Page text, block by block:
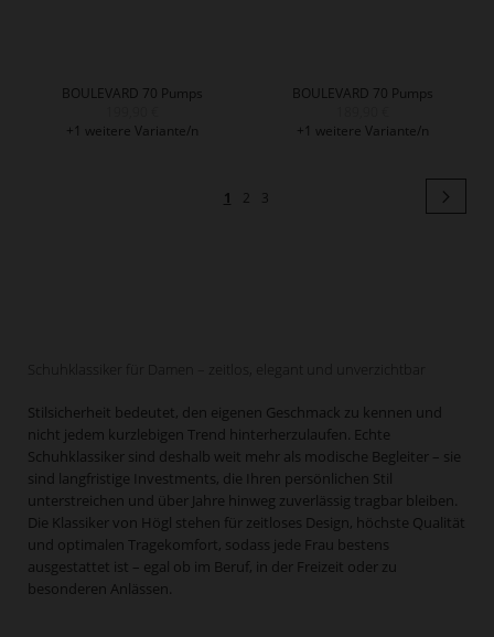
BOULEVARD 70 Pumps
+1 weitere Variante/n
BOULEVARD 70 Pumps
+1 weitere Variante/n
Seite
Sie
1 Seite
2 Seite
3
Schuhklassiker für Damen – zeitlos, elegant und unverzichtbar
Stilsicherheit bedeutet, den eigenen Geschmack zu kennen und
nicht jedem kurzlebigen Trend hinterherzulaufen. Echte
Schuhklassiker sind deshalb weit mehr als modische Begleiter – sie
sind langfristige Investments, die Ihren persönlichen Stil
unterstreichen und über Jahre hinweg zuverlässig tragbar bleiben.
Die Klassiker von Högl stehen für zeitloses Design, höchste Qualität
und optimalen Tragekomfort, sodass jede Frau bestens
ausgestattet ist – egal ob im Beruf, in der Freizeit oder zu
besonderen Anlässen.